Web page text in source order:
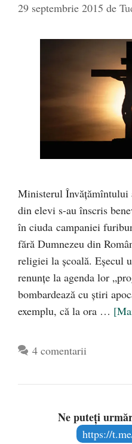
29 septembrie 2015 de
Ministerul Învățămîntului
din elevi s-au înscris
în ciuda campaniei
fără Dumnezeu din
religiei la școală. Eșecul
renunțe la agenda lor
bombardează cu știri
exemplu, că la ora …
4 comentarii
Ne puteți
https://